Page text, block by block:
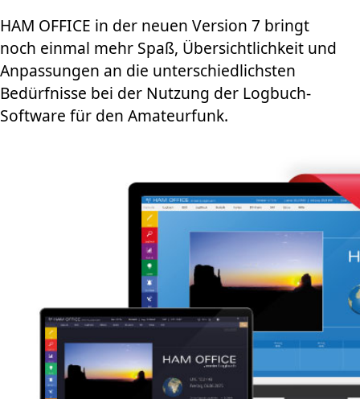
HAM OFFICE in der neuen Version 7 bringt
noch einmal mehr Spaß, Übersichtlichkeit und
Anpassungen an die unterschiedlichsten
Bedürfnisse bei der Nutzung der Logbuch-
Software für den Amateurfunk.